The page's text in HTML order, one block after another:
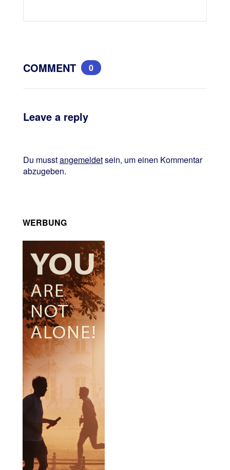
COMMENT 0
Leave a reply
Du musstangemeldetsein, um einen Kommentar
abzugeben.
WERBUNG